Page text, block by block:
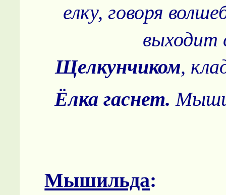
елку, говоря
выходит
Щелкунчиком,
Ёлка гаснет.Мыши
Мышильда: